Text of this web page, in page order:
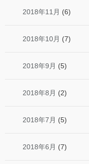
2018年11月 (6)
2018年10月 (7)
2018年9月 (5)
2018年8月 (2)
2018年7月 (5)
2018年6月 (7)